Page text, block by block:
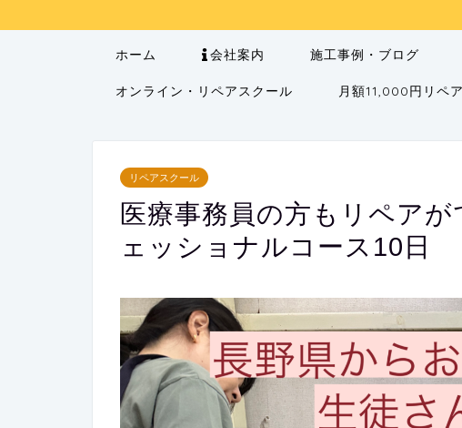
ホーム 会社案内 施工事例・ブログ
オンライン・リペアスクール 月額11,000円リペ
リペアスクール
医療事務員の方もリペア
ェッショナルコース10日